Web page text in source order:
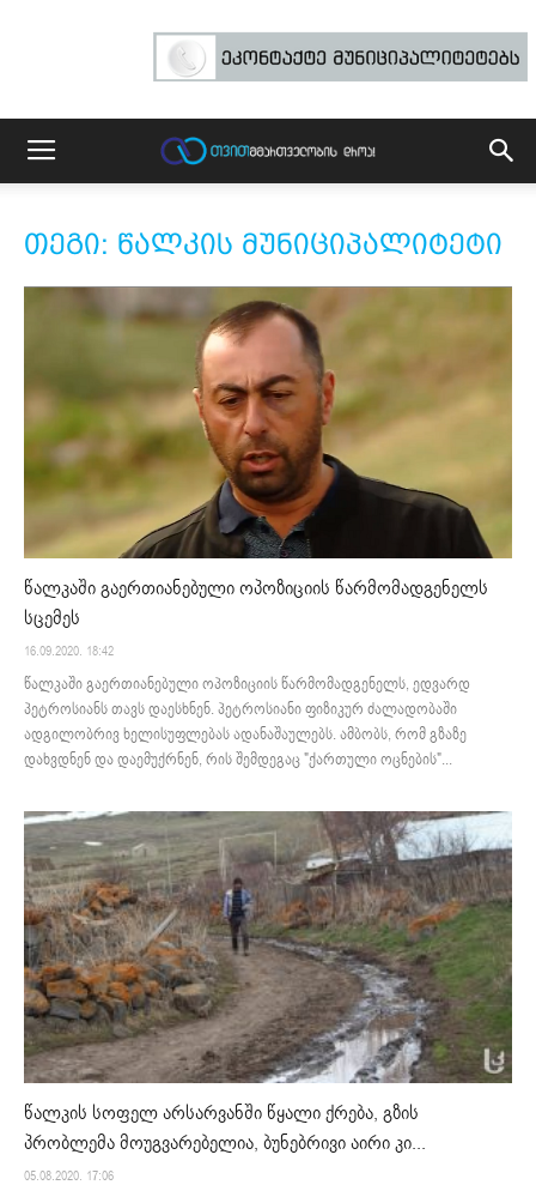
თეგი: წალკის მუნიციპალიტეტი
წალკაში გაერთიანებული ოპოზიციის წარმომადგენელს
სცემეს
16.09.2020. 18:42
წალკაში გაერთიანებული ოპოზიციის წარმომადგენელს, ედვარდ
პეტროსიანს თავს დაესხნენ. პეტროსიანი ფიზიკურ ძალადობაში
ადგილობრივ ხელისუფლებას ადანაშაულებს. ამბობს, რომ გზაზე
დახვდნენ და დაემუქრნენ, რის შემდეგაც "ქართული ოცნების"...
წალკის სოფელ არსარვანში წყალი ქრება, გზის
პრობლემა მოუგვარებელია, ბუნებრივი აირი კი...
05.08.2020. 17:06